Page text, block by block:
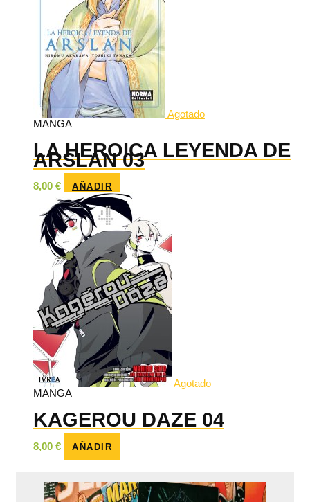
Agotado
MANGA
LA HEROICA LEYENDA DE
ARSLAN 03
8,00 € AÑADIR
Agotado
MANGA
KAGEROU DAZE 04
8,00 € AÑADIR